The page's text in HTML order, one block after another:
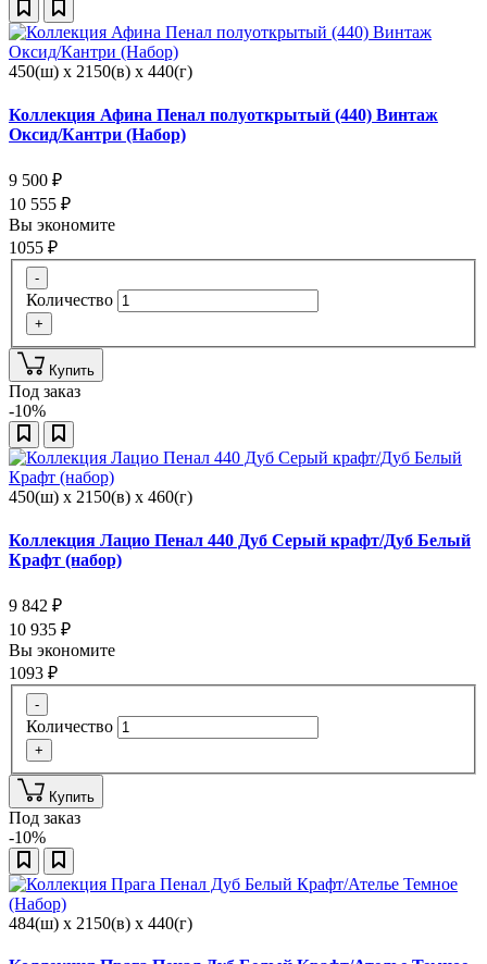
450(ш) x 2150(в) x 440(г)
Коллекция Афина Пенал полуоткрытый (440) Винтаж
Оксид/Кантри (Набор)
9 500 ₽
10 555 ₽
Вы экономите
1055 ₽
-
Количество
+
Купить
Под заказ
-10%
450(ш) x 2150(в) x 460(г)
Коллекция Лацио Пенал 440 Дуб Серый крафт/Дуб Белый
Крафт (набор)
9 842 ₽
10 935 ₽
Вы экономите
1093 ₽
-
Количество
+
Купить
Под заказ
-10%
484(ш) x 2150(в) x 440(г)